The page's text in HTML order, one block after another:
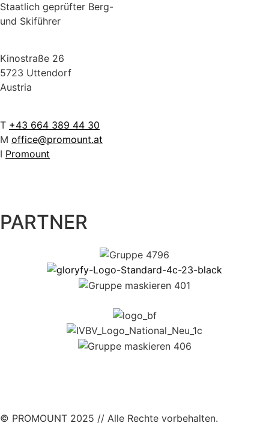
Staatlich geprüfter Berg-
und Skiführer
Kinostraße 26
5723 Uttendorf
Austria
T +43 664 389 44 30
M office@promount.at
I Promount
PARTNER
© PROMOUNT 2025 // Alle Rechte vorbehalten.